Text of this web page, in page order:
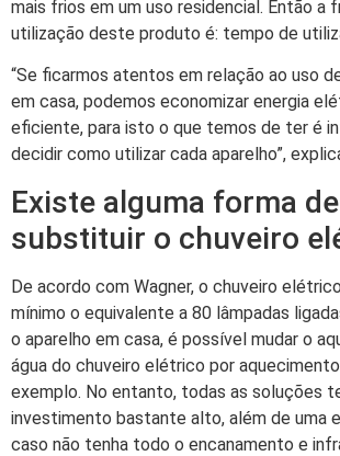
mais frios em um uso residencial. Então a
utilização deste produto é: tempo de
“Se ficarmos atentos em relação ao uso
em casa, podemos economizar energia
eficiente, para isto o que temos de ter é
decidir como utilizar cada aparelho”,
Existe alguma forma de
substituir o chuveiro
De acordo com Wagner, o chuveiro
mínimo o equivalente a 80 lâmpadas
o aparelho em casa, é possível mudar o
água do chuveiro elétrico por
exemplo. No entanto, todas as soluções
investimento bastante alto, além de uma
caso não tenha todo o encanamento e